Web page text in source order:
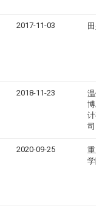
2017-11-03 田兴
2018-11-23
温州
博工
计有
司
2020-09-25
重庆
学院